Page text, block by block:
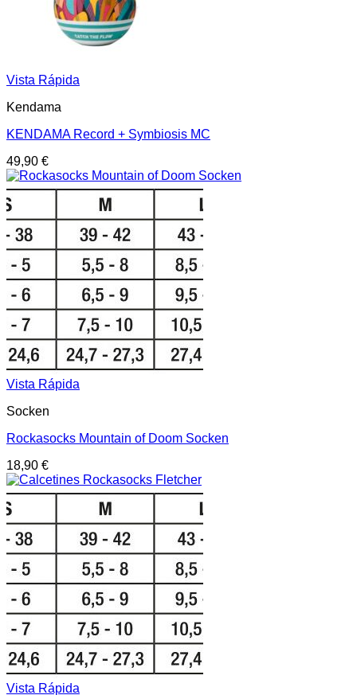
Vista Rápida
Kendama
KENDAMA Record + Symbiosis MC
49,90 €
Vista Rápida
Socken
Rockasocks Mountain of Doom Socken
18,90 €
Vista Rápida